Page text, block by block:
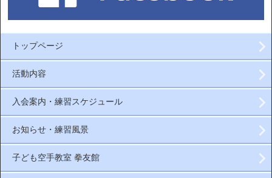
トップページ
活動内容
入会案内・練習スケジュール
お知らせ・練習風景
子ども空手教室 拳友館